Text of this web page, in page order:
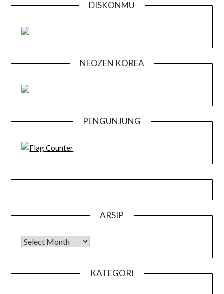
DISKONMU
NEOZEN KOREA
PENGUNJUNG
ARSIP
Arsip
KATEGORI